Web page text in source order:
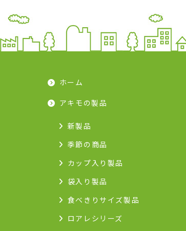
ホーム
アキモの製品
新製品
季節の商品
カップ入り製品
袋入り製品
食べきりサイズ製品
ロアレシリーズ